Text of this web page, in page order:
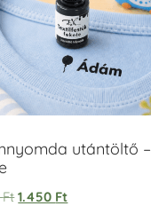
utántöltő –
Ft 1.450 Ft